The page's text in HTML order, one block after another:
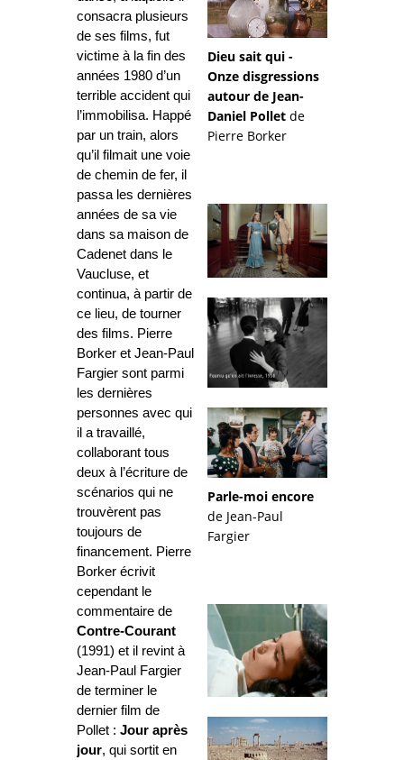
consacra plusieurs
de ses films, fut
victime à la fin des
années 1980 d’un
terrible accident qui
l’immobilisa. Happé
par un train, alors
qu’il filmait une voie
de chemin de fer, il
passa les dernières
années de sa vie
dans sa maison de
Cadenet dans le
Vaucluse, et
continua, à partir de
ce lieu, de tourner
des films. Pierre
Borker et Jean-Paul
Fargier sont parmi
les dernières
personnes avec qui
il a travaillé,
collaborant tous
deux à l’écriture de
scénarios qui ne
trouvèrent pas
toujours de
financement. Pierre
Borker écrivit
cependant le
commentaire de
Contre-Courant
(1991) et il revint à
Jean-Paul Fargier
de terminer le
dernier film de
Pollet : Jour après
jour, qui sortit en
Dieu sait qui -
Onze disgressions
autour de Jean-
Daniel Pollet de
Pierre Borker
Parle-moi encore
de Jean-Paul
Fargier